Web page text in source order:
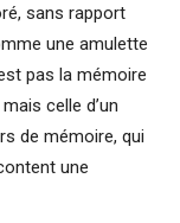
sans rapport
une amulette
pas la mémoire
celle d’un
de mémoire, qui
une